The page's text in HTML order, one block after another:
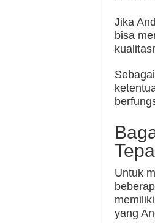
Jika
bisa
Untuk
yang